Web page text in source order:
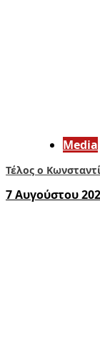
Media
Τέλος ο
7 Αυγούστου